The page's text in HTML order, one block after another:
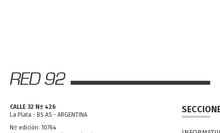
CALLE 32 Nº 426
La Plata - BS AS - ARGENTINA
Nº edición: 10764